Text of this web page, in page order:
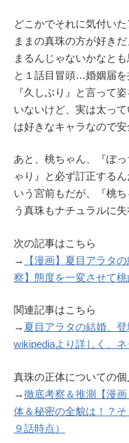
どこかでそれに気付い
ままの真珠の方が好き
まるんじゃないかなと
と１話目冒頭…婚姻届を
『久しぶり』と言って
いないけど、実は太っ
は好きなキャラなので
あと、桃ちゃん、『ぽ
ゃり』と必ず訂正する
いう宮前もだが、『桃
う真珠もナチュラルに
次の記事はこちら
→
【漫画】夏目アラタ
察】態度を一変させて
関連記事はこちら
→ 夏目アラタの結婚、
wikipediaより詳しく、ネ
真珠の正体についての
→徹底考察＆推測【漫
体＆秘密の全貌は！？
９話時点）